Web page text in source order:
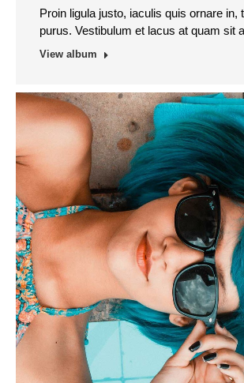
Proin ligula justo, iaculis quis ornare in,
purus. Vestibulum et lacus at quam sit
View album